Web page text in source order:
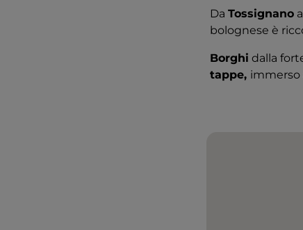
Da Tossignano a
bolognese è
Borghi dalla
tappe, immerso